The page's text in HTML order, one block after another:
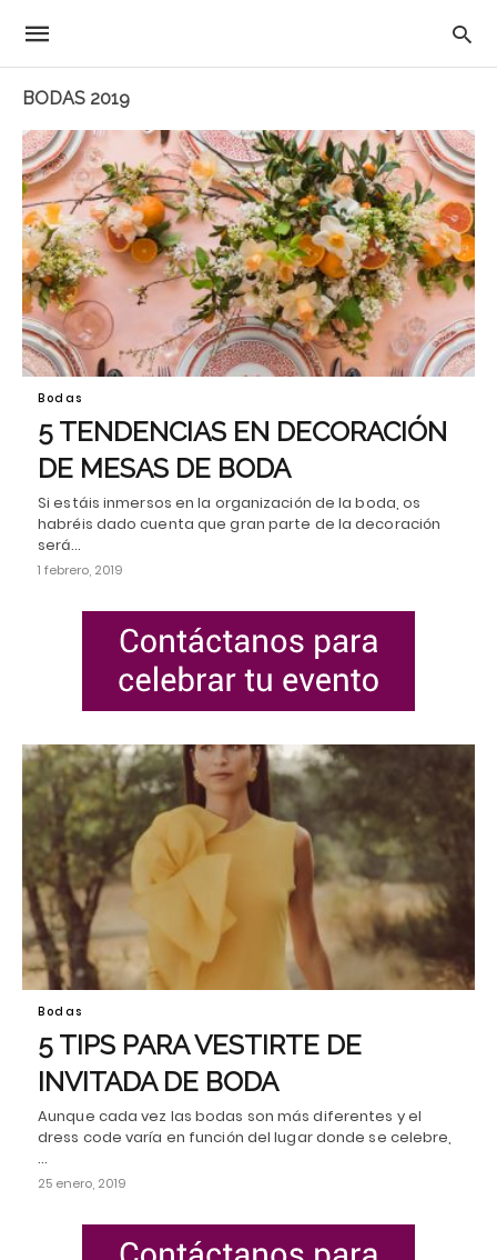
BODAS 2019
Bodas
5 TENDENCIAS EN DECORACIÓN
DE MESAS DE BODA
Si estáis inmersos en la organización de la boda, os
habréis dado cuenta que gran parte de la decoración
será…
1 febrero, 2019
Bodas
5 TIPS PARA VESTIRTE DE
INVITADA DE BODA
Aunque cada vez las bodas son más diferentes y el
dress code varía en función del lugar donde se celebre,
…
25 enero, 2019